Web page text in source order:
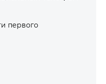
первого